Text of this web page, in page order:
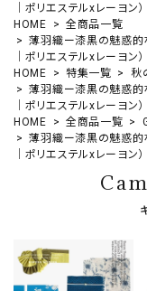
｜ポリエステルxレーヨン）
HOME
全商品一覧
薄羽織ー漆黒の魅惑的
｜ポリエステルxレーヨン）
HOME
特集一覧
秋
薄羽織ー漆黒の魅惑的
｜ポリエステルxレーヨン）
HOME
全商品一覧
薄羽織ー漆黒の魅惑的
｜ポリエステルxレーヨン）